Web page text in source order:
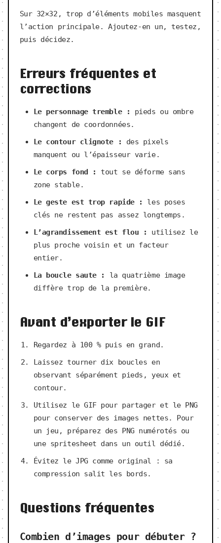
Sur 32×32, trop d’éléments mobiles masquent
l’action principale. Ajoutez-en un, testez,
puis décidez.
Erreurs fréquentes et
corrections
Le personnage tremble :
pieds ou ombre
changent de coordonnées.
Le contour clignote :
des pixels
manquent ou l’épaisseur varie.
Le corps fond :
tout se déforme sans
zone stable.
Le geste est trop rapide :
les poses
clés ne restent pas assez longtemps.
L’agrandissement est flou :
utilisez le
plus proche voisin et un facteur
entier.
La boucle saute :
la quatrième image
diffère trop de la première.
Avant d’exporter le GIF
Regardez à 100 % puis en grand.
Laissez tourner dix boucles en
observant séparément pieds, yeux et
contour.
Utilisez le GIF pour partager et le PNG
pour conserver des images nettes. Pour
un jeu, préparez des PNG numérotés ou
une spritesheet dans un outil dédié.
Évitez le JPG comme original : sa
compression salit les bords.
Questions fréquentes
Combien d’images pour débuter ?